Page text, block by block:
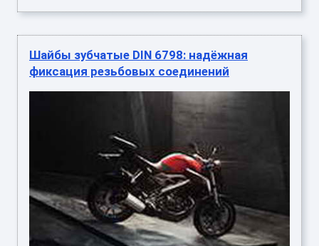
Шайбы зубчатые DIN 6798: надёжная
фиксация резьбовых соединений